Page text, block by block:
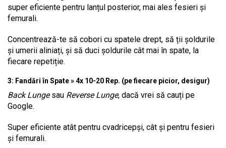
super eficiente pentru lanțul posterior, mai ales fesieri și
femurali.
Concentrează-te să cobori cu spatele drept, să ții șoldurile
și umerii aliniați, și să duci șoldurile cât mai în spate, la
fiecare repetiție.
3: Fandări în Spate » 4x 10-20 Rep. (pe fiecare picior, desigur)
Back Lungesau Reverse Lunge, dacă vrei să cauți pe
Google.
Super eficiente atât pentru cvadricepși, cât și pentru fesieri
și femurali.